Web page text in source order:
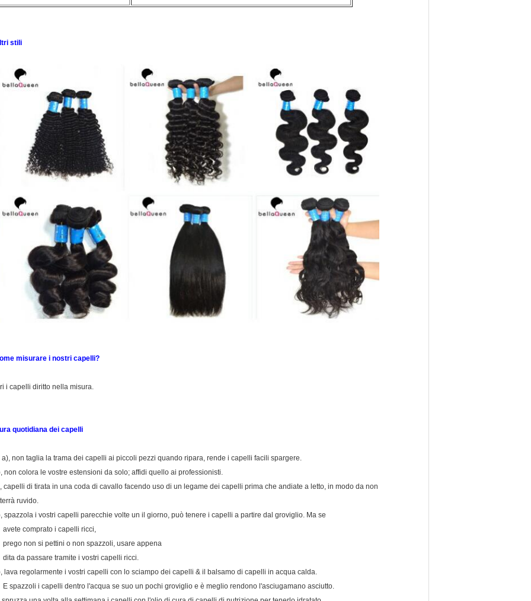
stili
misurare i nostri capelli?
i capelli diritto nella misura.
quotidiana dei capelli
a), non taglia la trama dei capelli ai piccoli pezzi quando ripara, rende i capelli facili spargere.
non colora le vostre estensioni da solo; affidi quello ai professionisti.
capelli di tirata in una coda di cavallo facendo uso di un legame dei capelli prima che andiate a letto, in modo da non
ruvido.
spazzola i vostri capelli parecchie volte un il giorno, può tenere i capelli a partire dal groviglio. Ma se
comprato i capelli ricci,
non si pettini o non spazzoli, usare appena
da passare tramite i vostri capelli ricci.
lava regolarmente i vostri capelli con lo sciampo dei capelli & il balsamo di capelli in acqua calda.
i capelli dentro l'acqua se suo un pochi groviglio e è meglio rendono l'asciugamano asciutto.